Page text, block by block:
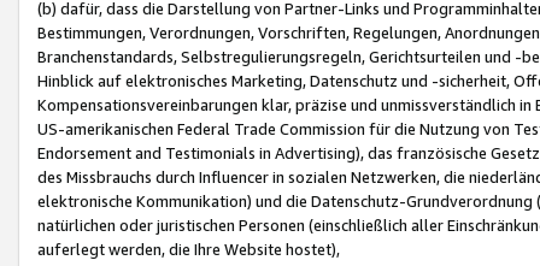
(b) dafür, dass die Darstellung von Partner-Links und
Bestimmungen, Verordnungen, Vorschriften, Regelungen,
Branchenstandards, Selbstregulierungsregeln, Gerichtsurteilen und -
Hinblick auf elektronisches Marketing, Datenschutz und -sicherheit,
Kompensationsvereinbarungen klar, präzise und unmissverständlich
US-amerikanischen Federal Trade Commission für die Nutzung von
Endorsement and Testimonials in Advertising), das französische
des Missbrauchs durch Influencer in sozialen Netzwerken, die
elektronische Kommunikation) und die Datenschutz-
natürlichen oder juristischen Personen (einschließlich aller
auferlegt werden, die Ihre Website hostet),